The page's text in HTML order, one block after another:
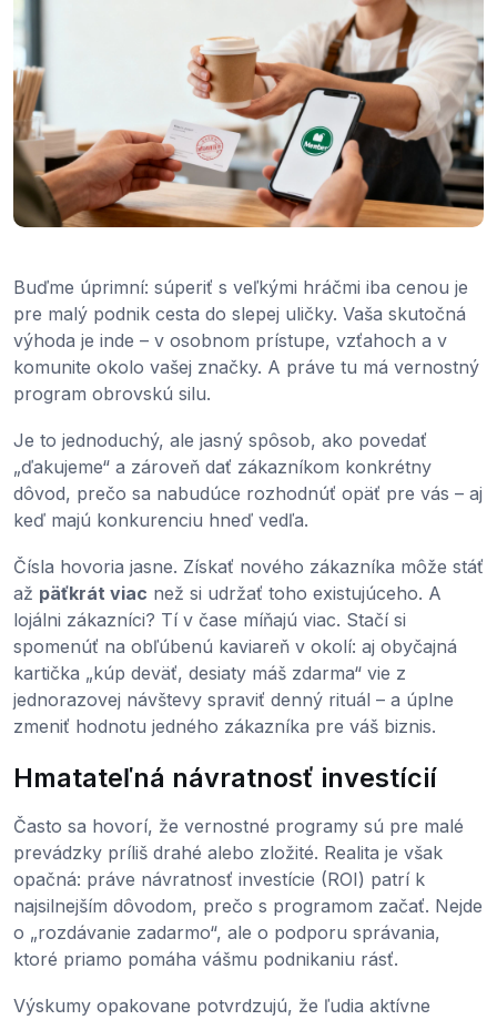
Buďme úprimní: súperiť s veľkými hráčmi iba cenou je
pre malý podnik cesta do slepej uličky. Vaša skutočná
výhoda je inde – v osobnom prístupe, vzťahoch a v
komunite okolo vašej značky. A práve tu má vernostný
program obrovskú silu.
Je to jednoduchý, ale jasný spôsob, ako povedať
„ďakujeme“ a zároveň dať zákazníkom konkrétny
dôvod, prečo sa nabudúce rozhodnúť opäť pre vás – aj
keď majú konkurenciu hneď vedľa.
Čísla hovoria jasne. Získať nového zákazníka môže stáť
až päťkrát viac než si udržať toho existujúceho. A
lojálni zákazníci? Tí v čase míňajú viac. Stačí si
spomenúť na obľúbenú kaviareň v okolí: aj obyčajná
kartička „kúp deväť, desiaty máš zdarma“ vie z
jednorazovej návštevy spraviť denný rituál – a úplne
zmeniť hodnotu jedného zákazníka pre váš biznis.
Hmatateľná návratnosť investícií
Často sa hovorí, že vernostné programy sú pre malé
prevádzky príliš drahé alebo zložité. Realita je však
opačná: práve návratnosť investície (ROI) patrí k
najsilnejším dôvodom, prečo s programom začať. Nejde
o „rozdávanie zadarmo“, ale o podporu správania,
ktoré priamo pomáha vášmu podnikaniu rásť.
Výskumy opakovane potvrdzujú, že ľudia aktívne